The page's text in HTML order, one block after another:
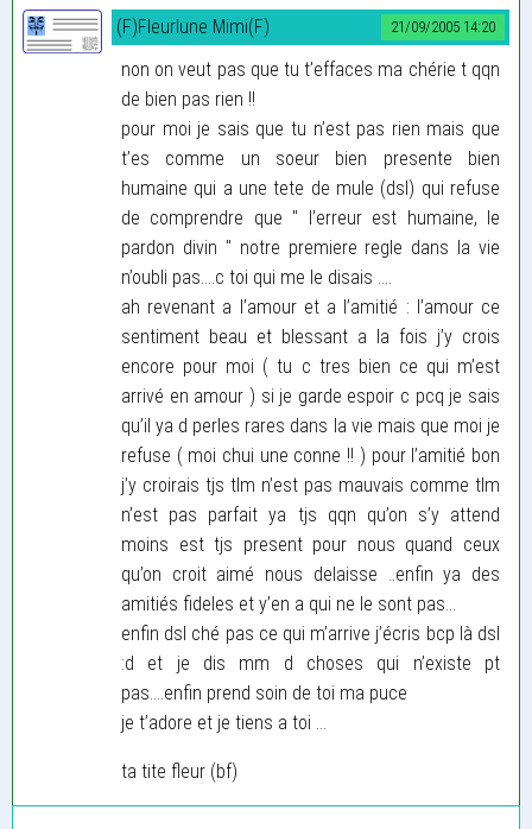
21/09/2005 14:20
(F)Fleurlune Mimi(F)
non on veut pas que tu t’effaces ma chérie t qqn
de bien pas rien !!
pour moi je sais que tu n’est pas rien mais que
t’es comme un soeur bien presente bien
humaine qui a une tete de mule (dsl) qui refuse
de comprendre que " l’erreur est humaine, le
pardon divin " notre premiere regle dans la vie
n’oubli pas....c toi qui me le disais ....
ah revenant a l’amour et a l’amitié : l’amour ce
sentiment beau et blessant a la fois j’y crois
encore pour moi ( tu c tres bien ce qui m’est
arrivé en amour ) si je garde espoir c pcq je sais
qu’il ya d perles rares dans la vie mais que moi je
refuse ( moi chui une conne !! ) pour l’amitié bon
j’y croirais tjs tlm n’est pas mauvais comme tlm
n’est pas parfait ya tjs qqn qu’on s’y attend
moins est tjs present pour nous quand ceux
qu’on croit aimé nous delaisse ..enfin ya des
amitiés fideles et y’en a qui ne le sont pas...
enfin dsl ché pas ce qui m’arrive j’écris bcp là dsl
:d et je dis mm d choses qui n’existe pt
pas....enfin prend soin de toi ma puce
je t’adore et je tiens a toi ...
ta tite fleur (bf)